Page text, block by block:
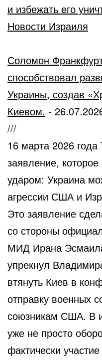
и избежать его
Новости Израиля
Соломон
способствовал
Украины, создав
Киевом. -
///
16 марта 2026
заявление,
ударом: Украина
агрессии США и
Это заявление
со стороны
МИД Ирана
упрекнул
втянуть Киев в
отправку военных
союзникам США. В
уже не просто
фактически